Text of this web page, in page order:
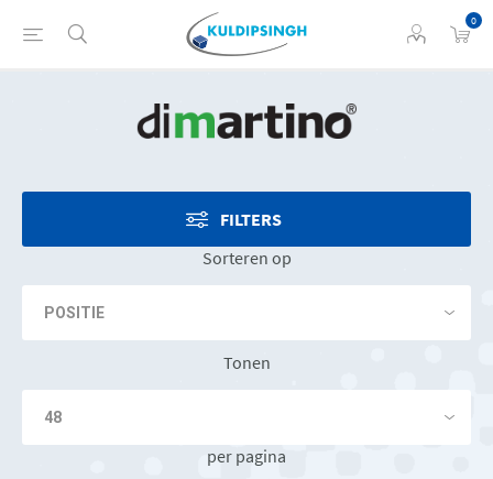
0
FILTERS
Sorteren op
Tonen
per pagina